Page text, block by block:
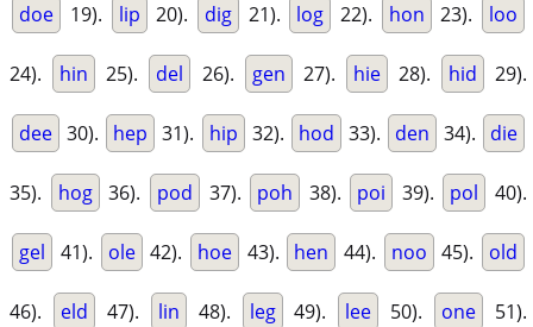
doe 19). lip 20). dig 21). log 22). hon 23). loo
24). hin 25). del 26). gen 27). hie 28). hid 29).
dee 30). hep 31). hip 32). hod 33). den 34). die
35). hog 36). pod 37). poh 38). poi 39). pol 40).
gel 41). ole 42). hoe 43). hen 44). noo 45). old
46). eld 47). lin 48). leg 49). lee 50). one 51).